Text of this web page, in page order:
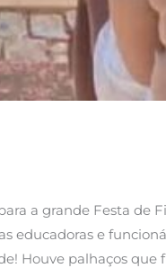
a grande Festa de
educadoras e
Houve palhaços que